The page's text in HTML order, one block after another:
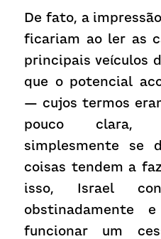
De fato, a
ficariam ao ler as
principais veículos
que o potencial
— cujos termos
pouco clara,
simplesmente se
coisas tendem a
isso, Israel
obstinadamente
funcionar um